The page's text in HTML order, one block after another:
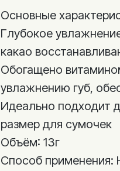
Основные
Глубокое
какао
Обогащено
увлажнению губ,
Идеально подходит
размер для сумочек
Объём: 13г
Способ применения: